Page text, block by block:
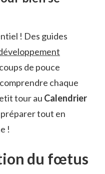
! Des guides
de pouce
chaque
tour au Calendrier
tout en
!
du fœtus